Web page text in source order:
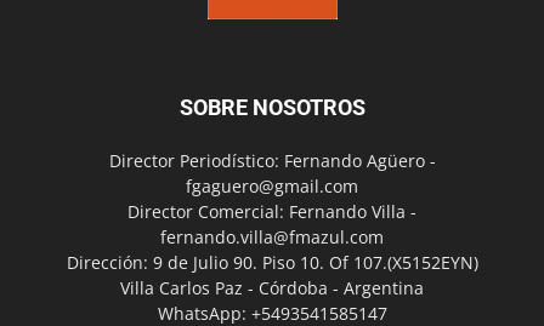
SOBRE NOSOTROS
Director Periodístico: Fernando Agüero -
fgaguero@gmail.com
Director Comercial: Fernando Villa -
fernando.villa@fmazul.com
Dirección: 9 de Julio 90. Piso 10. Of 107.(X5152EYN)
Villa Carlos Paz - Córdoba - Argentina
WhatsApp: +5493541585147